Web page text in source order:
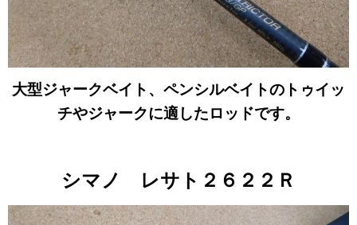
大型ジャークベイト、ペンシルベイトのトゥイッ
チやジャークに適したロッドです。
シマノ レサト２６２２Ｒ